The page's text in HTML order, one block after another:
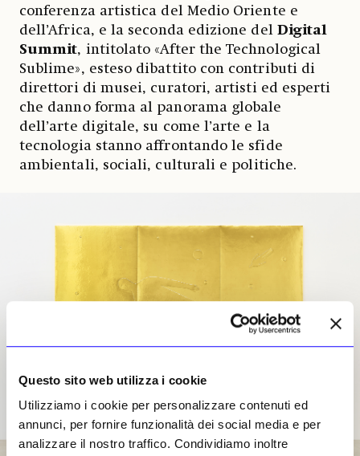
Questo sito web utilizza i cookie
Utilizziamo i cookie per personalizzare contenuti ed
annunci, per fornire funzionalità dei social media e per
analizzare il nostro traffico. Condividiamo inoltre
conferenza artistica del Medio Oriente e
dell’Africa, e la seconda edizione del Digital
Summit, intitolato «After the Technological
Sublime», esteso dibattito con contributi di
direttori di musei, curatori, artisti ed esperti
che danno forma al panorama globale
dell’arte digitale, su come l’arte e la
tecnologia stanno affrontando le sfide
ambientali, sociali, culturali e politiche.